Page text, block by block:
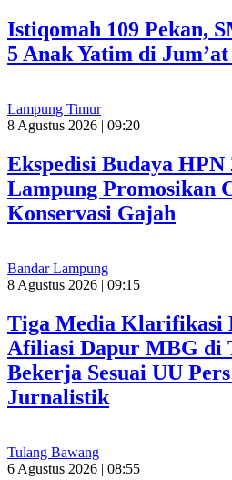
Istiqomah 109 Pekan,
5 Anak Yatim di
Lampung Timur
8 Agustus 2026 | 09:20
Ekspedisi Budaya HPN
Lampung Promosikan
Konservasi Gajah
Bandar Lampung
8 Agustus 2026 | 09:15
Tiga Media Klarifikasi
Afiliasi Dapur MBG di
Bekerja Sesuai UU
Jurnalistik
Tulang Bawang
6 Agustus 2026 | 08:55